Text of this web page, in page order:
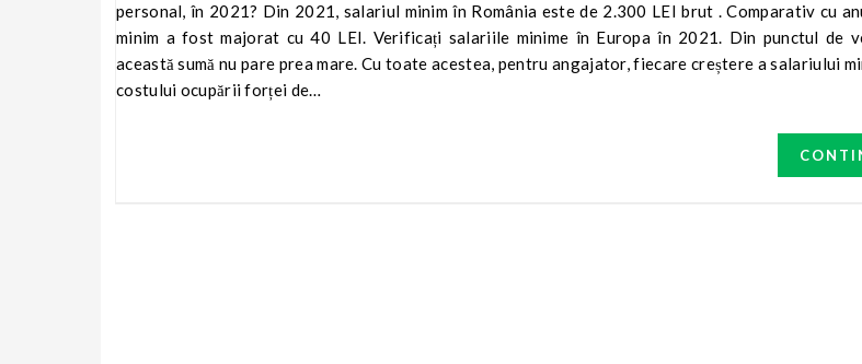
personal, în 2021? Din 2021, salariul minim în România este de 2.300 LEI brut . Comparativ cu
minim a fost majorat cu 40 LEI. Verificați salariile minime în Europa în 2021. Din punctul de
această sumă nu pare prea mare. Cu toate acestea, pentru angajator, fiecare creștere a salariului
costului ocupării forței de…